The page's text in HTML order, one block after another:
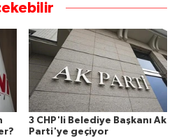
3 CHP'li Belediye Başkanı Ak
Parti'ye geçiyor